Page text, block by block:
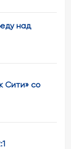
над
Сити» со